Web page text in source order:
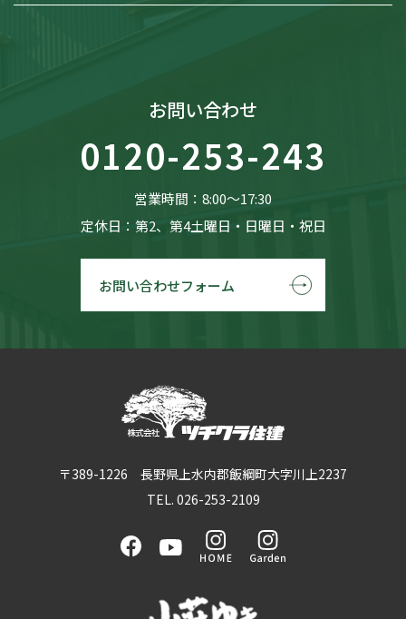
お問い合わせ
0120-253-243
営業時間：8:00〜17:30
定休日：第2、第4土曜日・日曜日・祝日
お問い合わせフォーム
〒389-1226 長野県上水内郡飯綱町大字川上2237
TEL. 026-253-2109